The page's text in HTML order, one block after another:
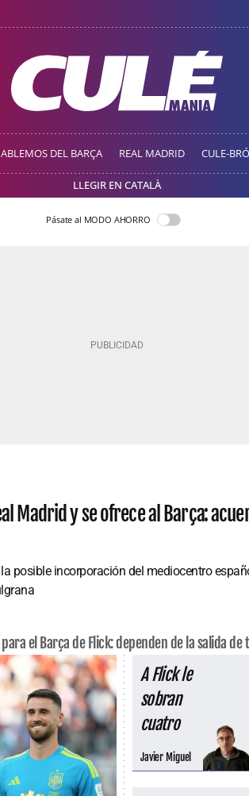
DEL BARÇA REAL MADRID CULE-
LLEGIR EN CATALÀ
Pásate al MODO AHORRO
Madrid y se ofrece al Barça:
posible incorporación del mediocentro
para el Barça de Flick: dependen de la salida
A Flick le
sobran
cuatro
Javier Miguel